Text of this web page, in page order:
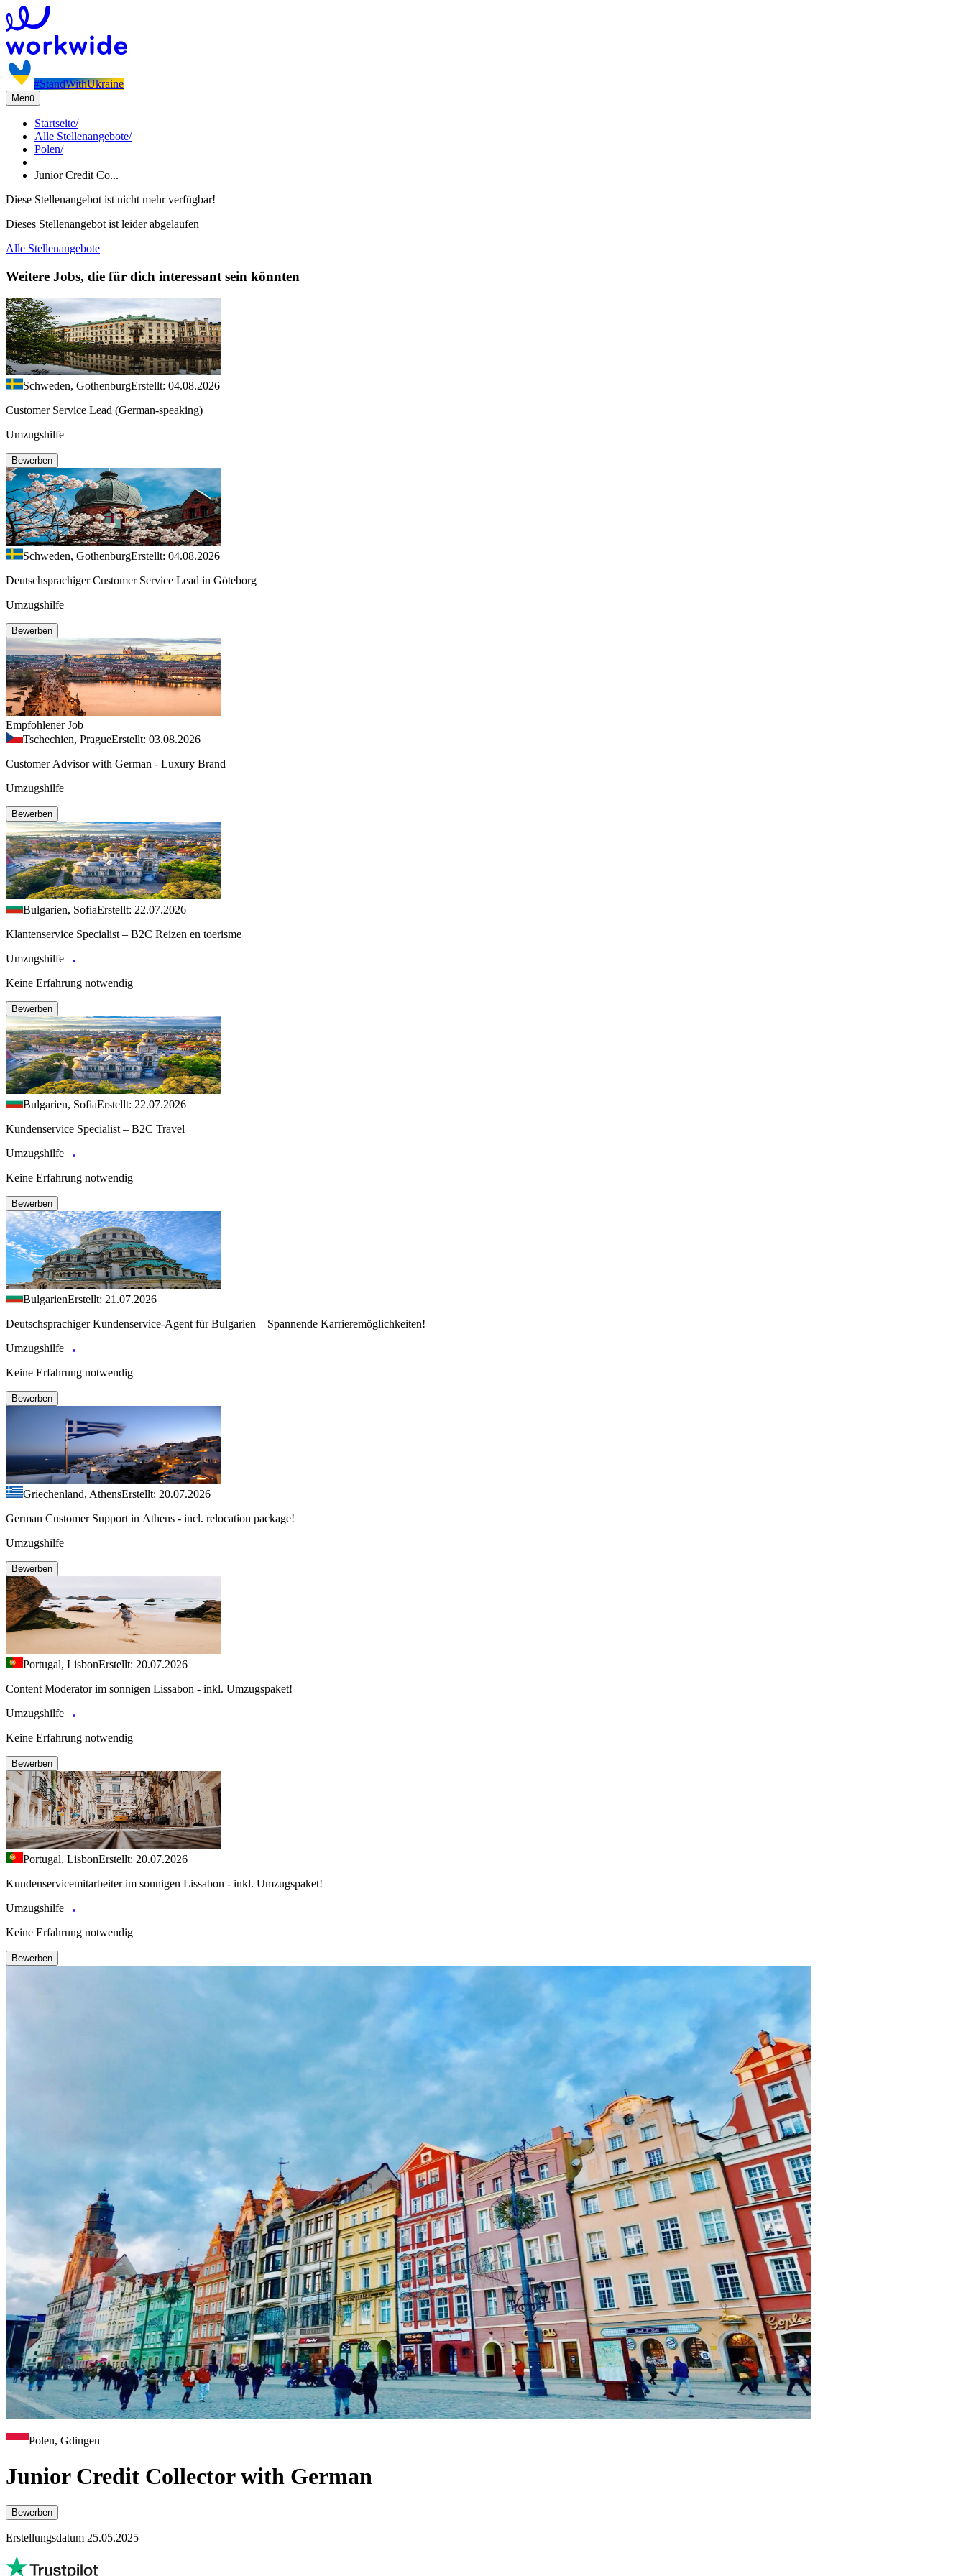
#StandWithUkraine
Menü
Startseite/
Alle Stellenangebote/
Polen/
Junior Credit Co...
Diese Stellenangebot ist nicht mehr verfügbar!
Dieses Stellenangebot ist leider abgelaufen
Alle Stellenangebote
Weitere Jobs, die für dich interessant sein könnten
Schweden, GothenburgErstellt: 04.08.2026
Customer Service Lead (German-speaking)
Umzugshilfe
Bewerben
Schweden, GothenburgErstellt: 04.08.2026
Deutschsprachiger Customer Service Lead in Göteborg
Umzugshilfe
Bewerben
Empfohlener Job
Tschechien, PragueErstellt: 03.08.2026
Customer Advisor with German - Luxury Brand
Umzugshilfe
Bewerben
Bulgarien, SofiaErstellt: 22.07.2026
Klantenservice Specialist – B2C Reizen en toerisme
Umzugshilfe
Keine Erfahrung notwendig
Bewerben
Bulgarien, SofiaErstellt: 22.07.2026
Kundenservice Specialist – B2C Travel
Umzugshilfe
Keine Erfahrung notwendig
Bewerben
BulgarienErstellt: 21.07.2026
Deutschsprachiger Kundenservice-Agent für Bulgarien – Spannende Karrieremöglichkeiten!
Umzugshilfe
Keine Erfahrung notwendig
Bewerben
Griechenland, AthensErstellt: 20.07.2026
German Customer Support in Athens - incl. relocation package!
Umzugshilfe
Bewerben
Portugal, LisbonErstellt: 20.07.2026
Content Moderator im sonnigen Lissabon - inkl. Umzugspaket!
Umzugshilfe
Keine Erfahrung notwendig
Bewerben
Portugal, LisbonErstellt: 20.07.2026
Kundenservicemitarbeiter im sonnigen Lissabon - inkl. Umzugspaket!
Umzugshilfe
Keine Erfahrung notwendig
Bewerben
Polen, Gdingen
Junior Credit Collector with German
Bewerben
Erstellungsdatum 25.05.2025